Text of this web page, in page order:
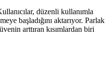
düzenli kullanımla
başladığını aktarıyor. Parlak
arttıran kısımlardan biri